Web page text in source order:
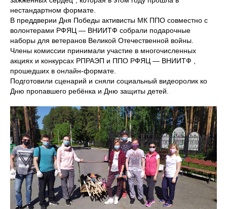
нестандартном формате.
В преддверии Дня Победы активисты МК ППО совместно с
волонтерами РФЯЦ — ВНИИТФ собрали подарочные
наборы для ветеранов Великой Отечественной войны.
Члены комиссии принимали участие в многочисленных
акциях и конкурсах РПРАЭП и ППО РФЯЦ — ВНИИТФ ,
прошедших в онлайн-формате.
Подготовили сценарий и сняли социальный видеоролик ко
Дню пропавшего ребёнка и Дню защиты детей.